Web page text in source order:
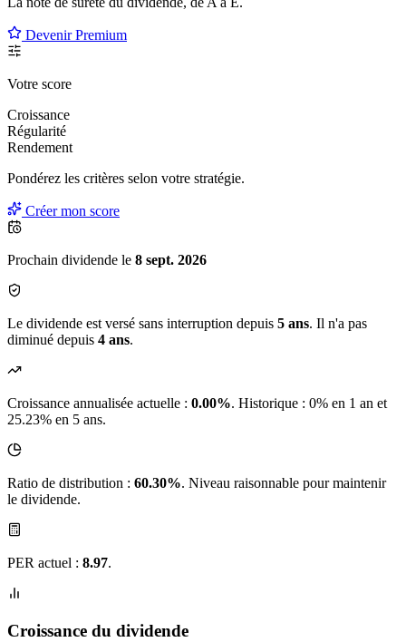
Devenir Premium
Votre score
Croissance
Régularité
Rendement
Pondérez les critères selon votre stratégie.
Créer mon score
Prochain dividende le 8 sept. 2026
Le dividende est versé sans interruption depuis 5 ans. Il n'a pas
diminué depuis 4 ans.
Croissance annualisée actuelle : 0.00%. Historique : 0% en 1 an et
25.23% en 5 ans.
Ratio de distribution : 60.30%. Niveau raisonnable pour maintenir
le dividende.
PER actuel : 8.97.
Croissance du dividende